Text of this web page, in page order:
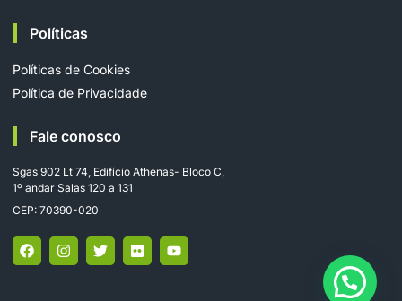
Políticas
Políticas de Cookies
Política de Privacidade
Fale conosco
Sgas 902 Lt 74, Edifício Athenas- Bloco C,
1º andar Salas 120 a 131
CEP: 70390-020